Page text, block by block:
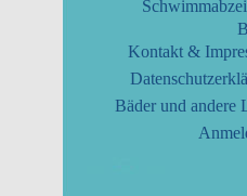
Kontakt &
Bäder und andere